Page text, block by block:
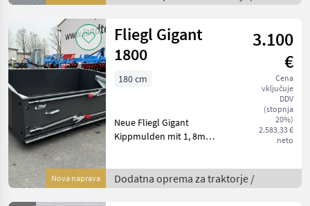
priključek za viličar
Nova naprava
Fliegl Gigant
1800
3.100
€
Cena
vključuje
DDV
(stopnja
20%)
2.583,33 €
neto
180 cm
Neue Fliegl Gigant
Kippmulden mit 1, 8m
Punktanbau KAT II - EURO-
Aufnahme -
Dodatna oprema za traktorje /